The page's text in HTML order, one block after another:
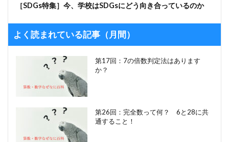
［SDGs特集］今、学校はSDGsにどう向き合っているのか
よく読まれている記事（月間）
第17回：7の倍数判定法はあります
か？
第26回：完全数って何？ 6と28に共
通すること！